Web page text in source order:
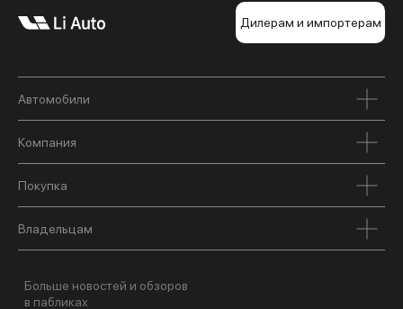
Дилерам и импортерам
Автомобили
Компания
Покупка
Владельцам
Больше новостей и обзоров
в пабликах